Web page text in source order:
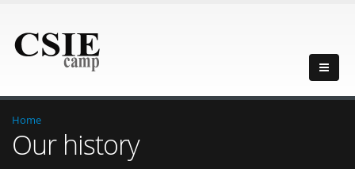
Home
Our history